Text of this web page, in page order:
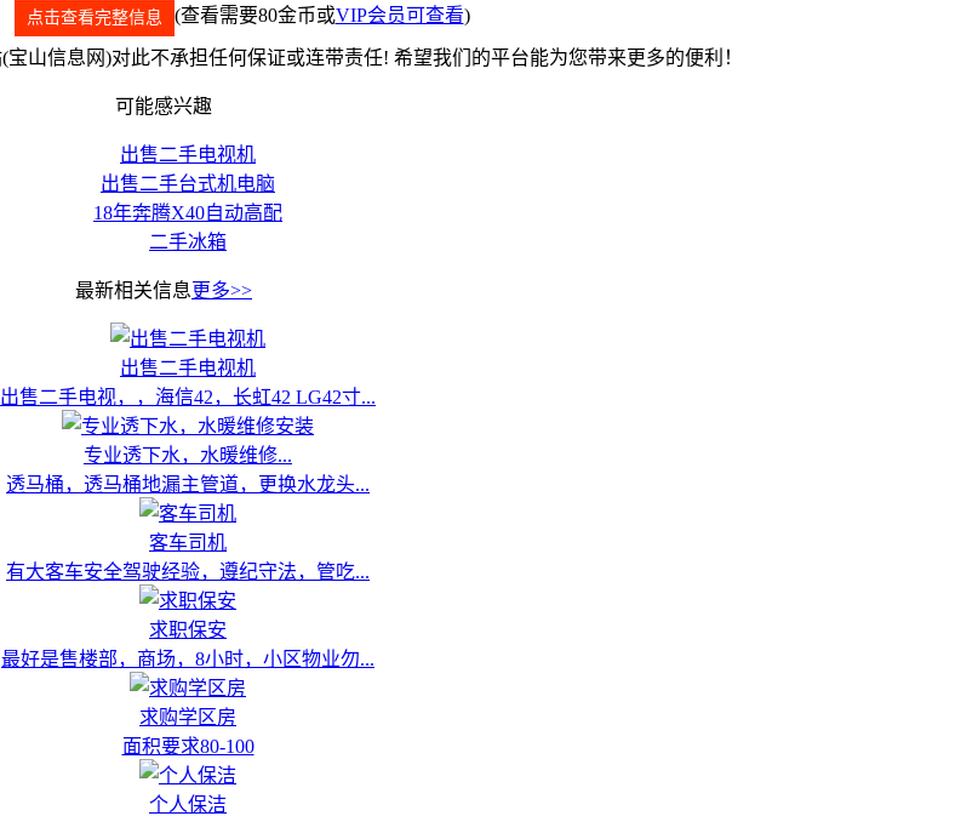
点击查看完整信息 (查看需要80金币或VIP会员可查看)
山信息网)对此不承担任何保证或连带责任! 希望我们的平台能为您带来更多的便利！
可能感兴趣
出售二手电视机
出售二手台式机电脑
18年奔腾X40自动高配
二手冰箱
最新相关信息更多>>
出售二手电视机
出售二手电视，，海信42，长虹42 LG42寸...
专业透下水，水暖维修...
透马桶，透马桶地漏主管道，更换水龙头...
客车司机
有大客车安全驾驶经验，遵纪守法，管吃...
求职保安
最好是售楼部，商场，8小时，小区物业勿...
求购学区房
面积要求80-100
个人保洁